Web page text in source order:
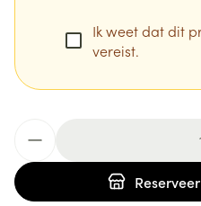
Ik weet dat dit
vereist.
Reserveer